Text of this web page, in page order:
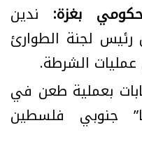
بغزة: ندين
رئيس لجنة الطوارئ
الشرطة.
بعملية طعن في
جنوبي فلسطين